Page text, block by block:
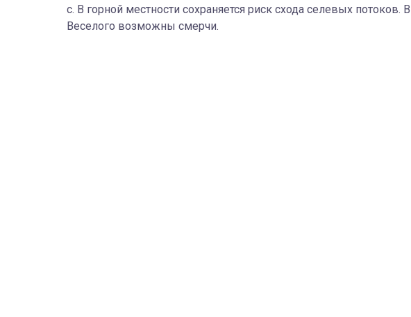
с. В горной местности сохраняется риск схода селевых
Веселого возможны смерчи.